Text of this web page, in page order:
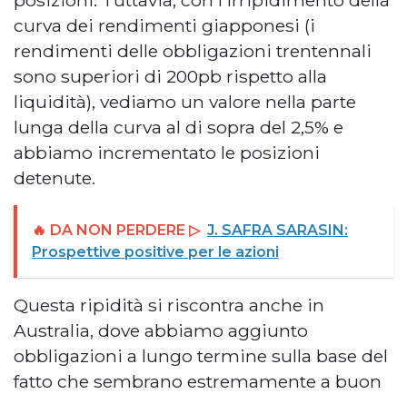
curva dei rendimenti giapponesi (i
rendimenti delle obbligazioni trentennali
sono superiori di 200pb rispetto alla
liquidità), vediamo un valore nella parte
lunga della curva al di sopra del 2,5% e
abbiamo incrementato le posizioni
detenute.
🔥 DA NON PERDERE ▷ J. SAFRA SARASIN:
Prospettive positive per le azioni
Questa ripidità si riscontra anche in
Australia, dove abbiamo aggiunto
obbligazioni a lungo termine sulla base del
fatto che sembrano estremamente a buon